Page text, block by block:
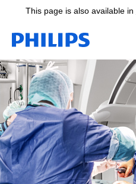
This page is also available in